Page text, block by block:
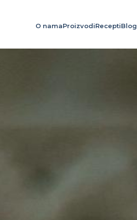
O namaProizvodiReceptiBlog